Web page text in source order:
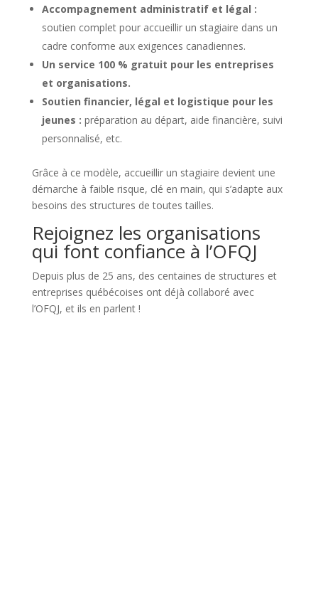
Accompagnement administratif et légal :
soutien complet pour accueillir un stagiaire dans un
cadre conforme aux exigences canadiennes.
Un service 100 % gratuit pour les entreprises
et organisations.
Soutien financier, légal et logistique pour les
jeunes : préparation au départ, aide financière, suivi
personnalisé, etc.
Grâce à ce modèle, accueillir un stagiaire devient une
démarche à faible risque, clé en main, qui s’adapte aux
besoins des structures de toutes tailles.
Rejoignez les organisations
qui font confiance à l’OFQJ
Depuis plus de 25 ans, des centaines de structures et
entreprises québécoises ont déjà collaboré avec
l’OFQJ, et ils en parlent !